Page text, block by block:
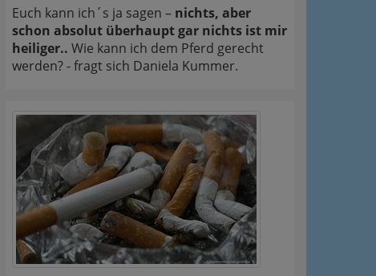
Euch kann ich´s ja sagen – nichts, aber
schon absolut überhaupt gar nichts ist mir
heiliger.. Wie kann ich dem Pferd gerecht
werden? - fragt sich Daniela Kummer.